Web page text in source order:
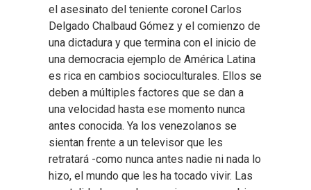
el asesinato del teniente coronel Carlos
Delgado Chalbaud Gómez y el comienzo de
una dictadura y que termina con el inicio de
una democracia ejemplo de América Latina
es rica en cambios socioculturales. Ellos se
deben a múltiples factores que se dan a
una velocidad hasta ese momento nunca
antes conocida. Ya los venezolanos se
sientan frente a un televisor que les
retratará -como nunca antes nadie ni nada lo
hizo, el mundo que les ha tocado vivir. Las